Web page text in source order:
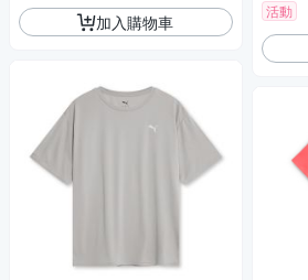
加入購物車 活動